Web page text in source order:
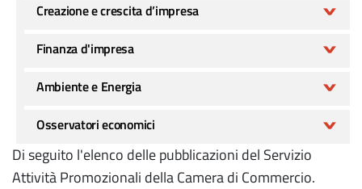
Di seguito l'elenco delle pubblicazioni del Servizio
Attività Promozionali della Camera di Commercio.
Creazione e crescita d’impresa
Finanza d'impresa
Ambiente e Energia
Osservatori economici